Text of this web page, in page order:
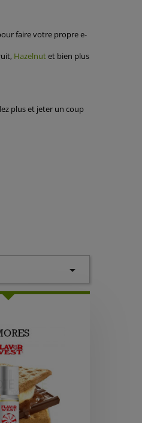
faire votre propre e-
Hazelnutet bien plus
plus et jeter un coup
